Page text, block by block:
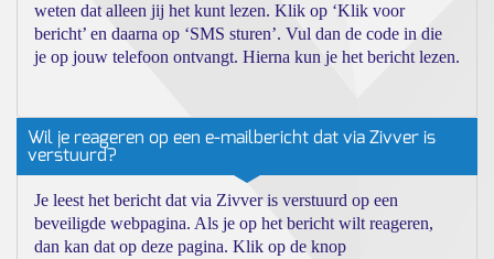
weten dat alleen jij het kunt lezen. Klik op ‘Klik voor
bericht’ en daarna op ‘SMS sturen’. Vul dan de code in die
je op jouw telefoon ontvangt. Hierna kun je het bericht lezen.
Wil je reageren op een e-mailbericht dat via Zivver is
verstuurd?
Je leest het bericht dat via Zivver is verstuurd op een
beveiligde webpagina. Als je op het bericht wilt reageren,
dan kan dat op deze pagina. Klik op de knop